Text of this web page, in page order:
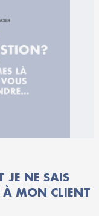
JE NE SAIS
À MON CLIENT